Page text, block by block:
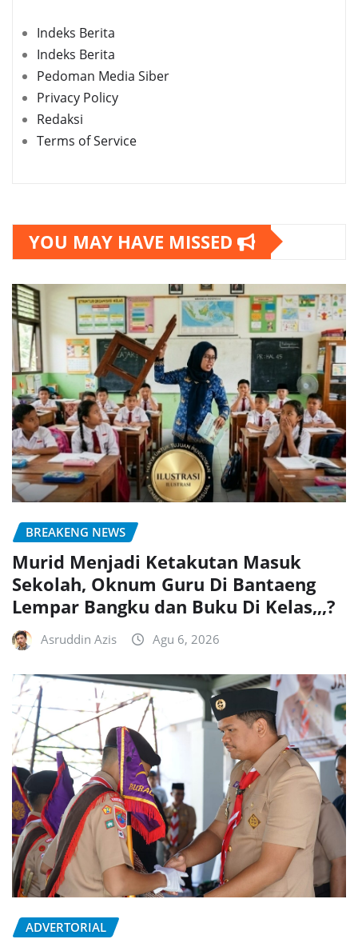
Indeks Berita
Indeks Berita
Pedoman Media Siber
Privacy Policy
Redaksi
Terms of Service
YOU MAY HAVE MISSED
BREAKENG NEWS
Murid Menjadi Ketakutan Masuk
Sekolah, Oknum Guru Di Bantaeng
Lempar Bangku dan Buku Di Kelas,,,?
Asruddin Azis Agu 6, 2026
ADVERTORIAL